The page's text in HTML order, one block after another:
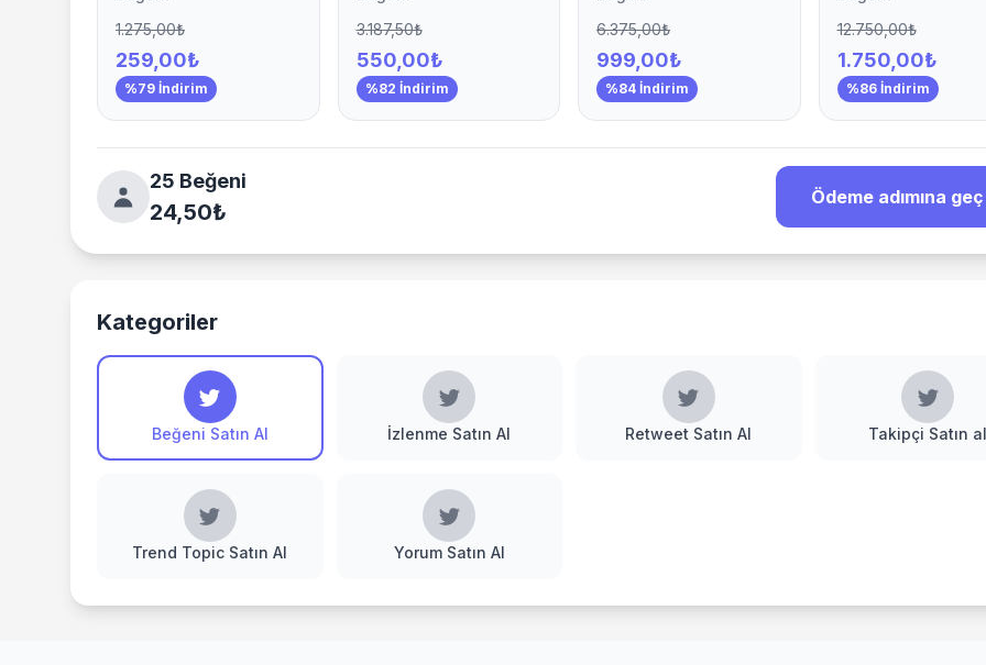
1.275,00₺
259,00₺
%79 İndirim
3.187,50₺
550,00₺
%82 İndirim
6.375,00₺
999,00₺
%84 İndirim
12.750,00₺
1.750,00₺
%86 İndirim
25 Beğeni
24,50₺
Ödeme adımına geç
Kategoriler
Beğeni Satın Al İzlenme Satın Al Retweet Satın Al Takipçi Satın
Trend Topic Satın Al Yorum Satın Al